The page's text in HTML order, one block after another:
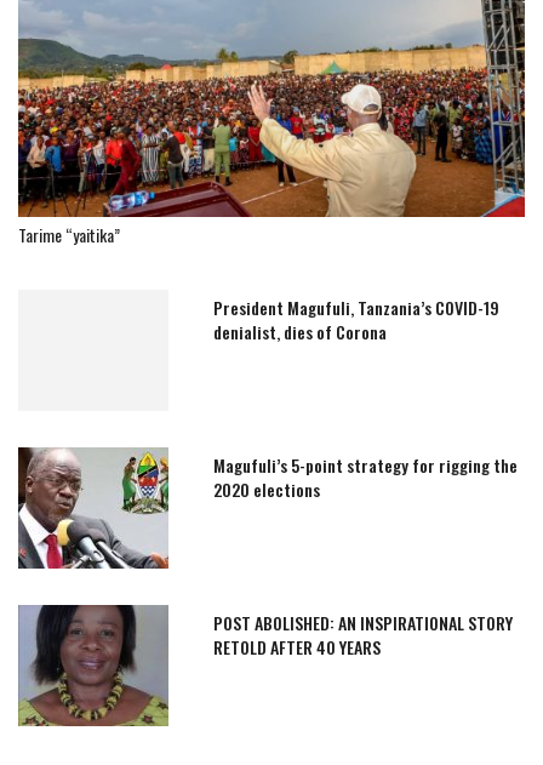
Tarime “yaitika”
President Magufuli, Tanzania’s COVID-19
denialist, dies of Corona
Magufuli’s 5-point strategy for rigging the
2020 elections
POST ABOLISHED: AN INSPIRATIONAL STORY
RETOLD AFTER 40 YEARS